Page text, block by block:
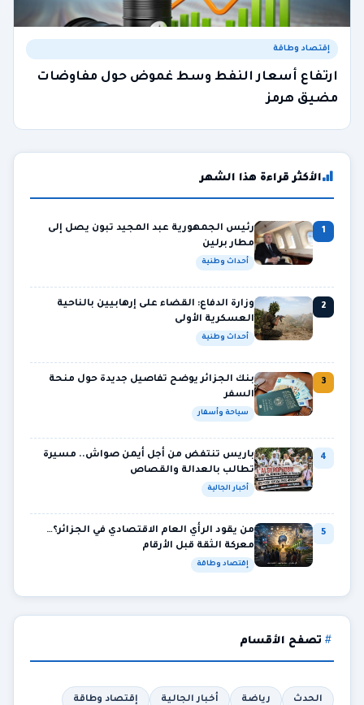
إقتصاد وطاقة
ارتفاع أسعار النفط وسط غموض حول مفاوضات
مضيق هرمز
الأكثر قراءة هذا الشهر
1
رئيس الجمهورية عبد المجيد تبون يصل إلى
مطار برلين
أحداث وطنية
2
وزارة الدفاع: القضاء على إرهابيين بالناحية
العسكرية الأولى
أحداث وطنية
3
بنك الجزائر يوضح تفاصيل جديدة حول منحة
السفر
سياحة وأسفار
4
باريس تنتفض من أجل أيمن صواش.. مسيرة
تطالب بالعدالة والقصاص
أخبار الجالية
5
من يقود الرأي العام الاقتصادي في الجزائر؟…
معركة الثقة قبل الأرقام
إقتصاد وطاقة
تصفح الأقسام
الحدث رياضة أخبار الجالية إقتصاد وطاقة